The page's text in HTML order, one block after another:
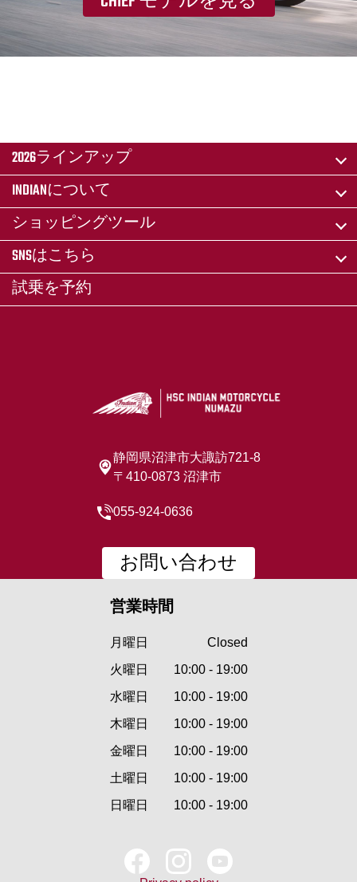
2026ラインアップ
INDIANについて
ショッピングツール
SNSはこちら
試乗を予約
静岡県沼津市大諏訪721-8
〒410-0873 沼津市
055-924-0636
お問い合わせ
営業時間
月曜日
Closed
火曜日
10:00 - 19:00
水曜日
10:00 - 19:00
木曜日
10:00 - 19:00
金曜日
10:00 - 19:00
土曜日
10:00 - 19:00
日曜日
10:00 - 19:00